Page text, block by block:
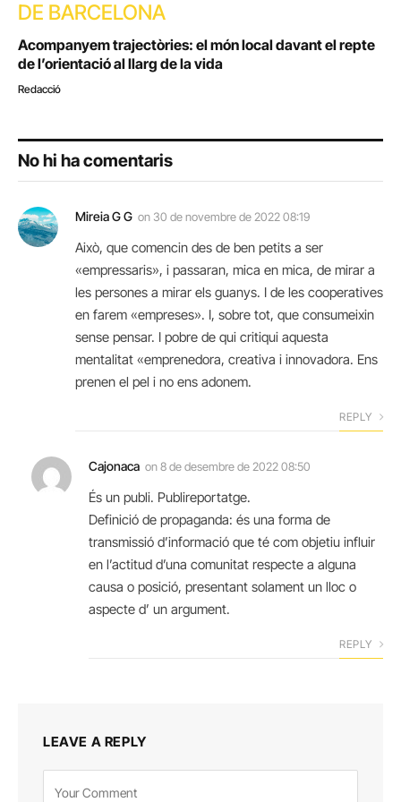
DE BARCELONA
Acompanyem trajectòries: el món local davant el repte
de l’orientació al llarg de la vida
Redacció
No hi ha comentaris
Mireia G G on 30 de novembre de 2022 08:19
Això, que comencin des de ben petits a ser
«empressaris», i passaran, mica en mica, de mirar a
les persones a mirar els guanys. I de les cooperatives
en farem «empreses». I, sobre tot, que consumeixin
sense pensar. I pobre de qui critiqui aquesta
mentalitat «emprenedora, creativa i innovadora. Ens
prenen el pel i no ens adonem.
REPLY
Cajonaca on8 de desembre de 2022 08:50
És un publi. Publireportatge.
Definició de propaganda: és una forma de
transmissió d’informació que té com objetiu influir
en l’actitud d’una comunitat respecte a alguna
causa o posició, presentant solament un lloc o
aspecte d’ un argument.
REPLY
LEAVE A REPLY